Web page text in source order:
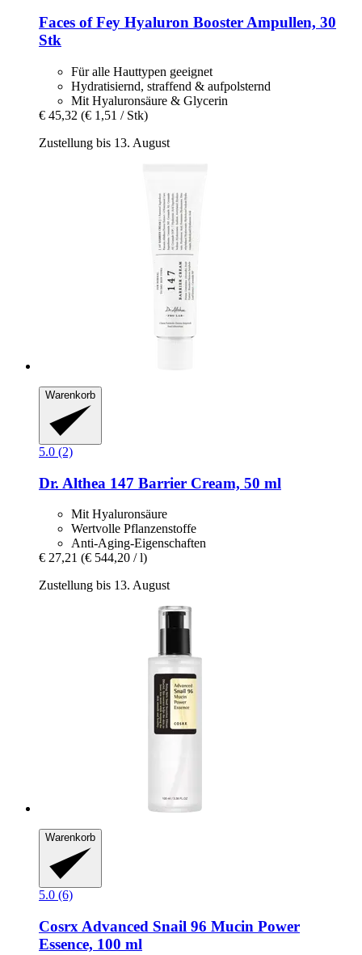
Faces of Fey Hyaluron Booster Ampullen, 30
Stk
Für alle Hauttypen geeignet
Hydratisiernd, straffend & aufpolsternd
Mit Hyaluronsäure & Glycerin
€ 45,32 (€ 1,51 / Stk)
Zustellung bis 13. August
Warenkorb
5.0 (2)
Dr. Althea 147 Barrier Cream, 50 ml
Mit Hyaluronsäure
Wertvolle Pflanzenstoffe
Anti-Aging-Eigenschaften
€ 27,21 (€ 544,20 / l)
Zustellung bis 13. August
Warenkorb
5.0 (6)
Cosrx Advanced Snail 96 Mucin Power
Essence, 100 ml